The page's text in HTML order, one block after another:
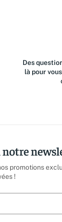
Des
là pour
promotions
!